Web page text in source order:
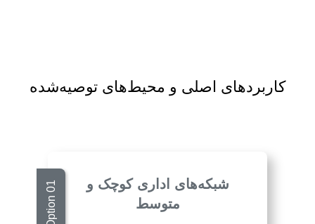
کاربردهای اصلی و محیط‌های توصیه‌شده
شبکه‌های اداری کوچک و
متوسط